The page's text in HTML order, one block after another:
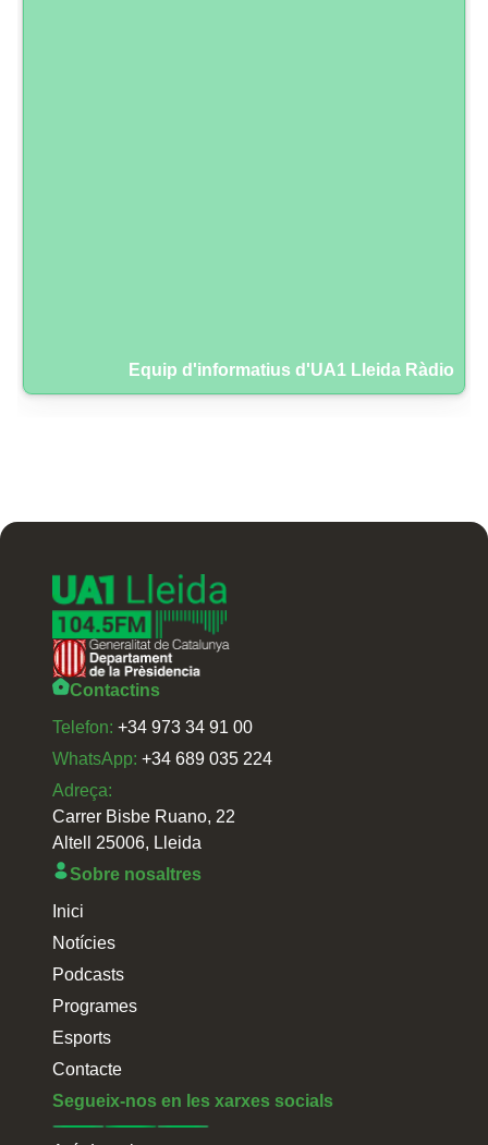
Equip d'informatius d'UA1 Lleida Ràdio
Contactins
Telefon: +34 973 34 91 00
WhatsApp: +34 689 035 224
Adreça:
Carrer Bisbe Ruano, 22
Altell 25006, Lleida
Sobre nosaltres
Inici
Notícies
Podcasts
Programes
Esports
Contacte
Segueix-nos en les xarxes socials